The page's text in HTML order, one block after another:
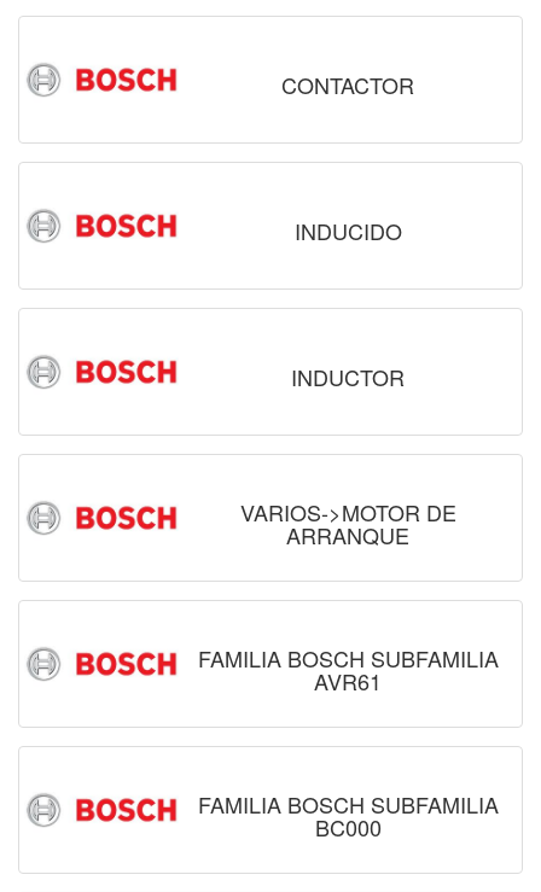
CONTACTOR
INDUCIDO
INDUCTOR
VARIOS->MOTOR DE
ARRANQUE
FAMILIA BOSCH SUBFAMILIA
AVR61
FAMILIA BOSCH SUBFAMILIA
BC000